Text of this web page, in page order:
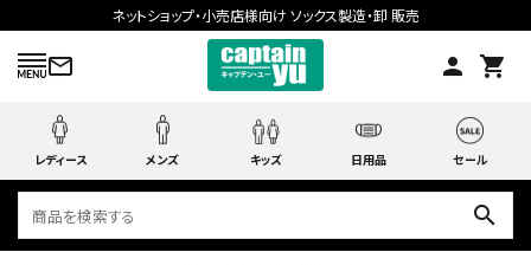
ネットショップ・小売店様向け ソックス製造・卸 販売
mail_outline person shopping_cart
レディース メンズ キッズ 日用品 セール
search